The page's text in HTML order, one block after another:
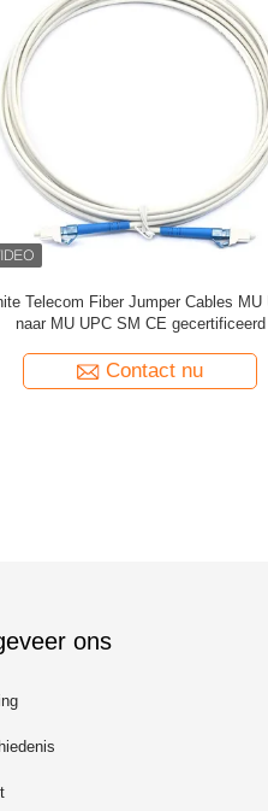
Custom Fiber Patch Cables SC
naar FC UPC SM Mode Type
Contact nu
ons